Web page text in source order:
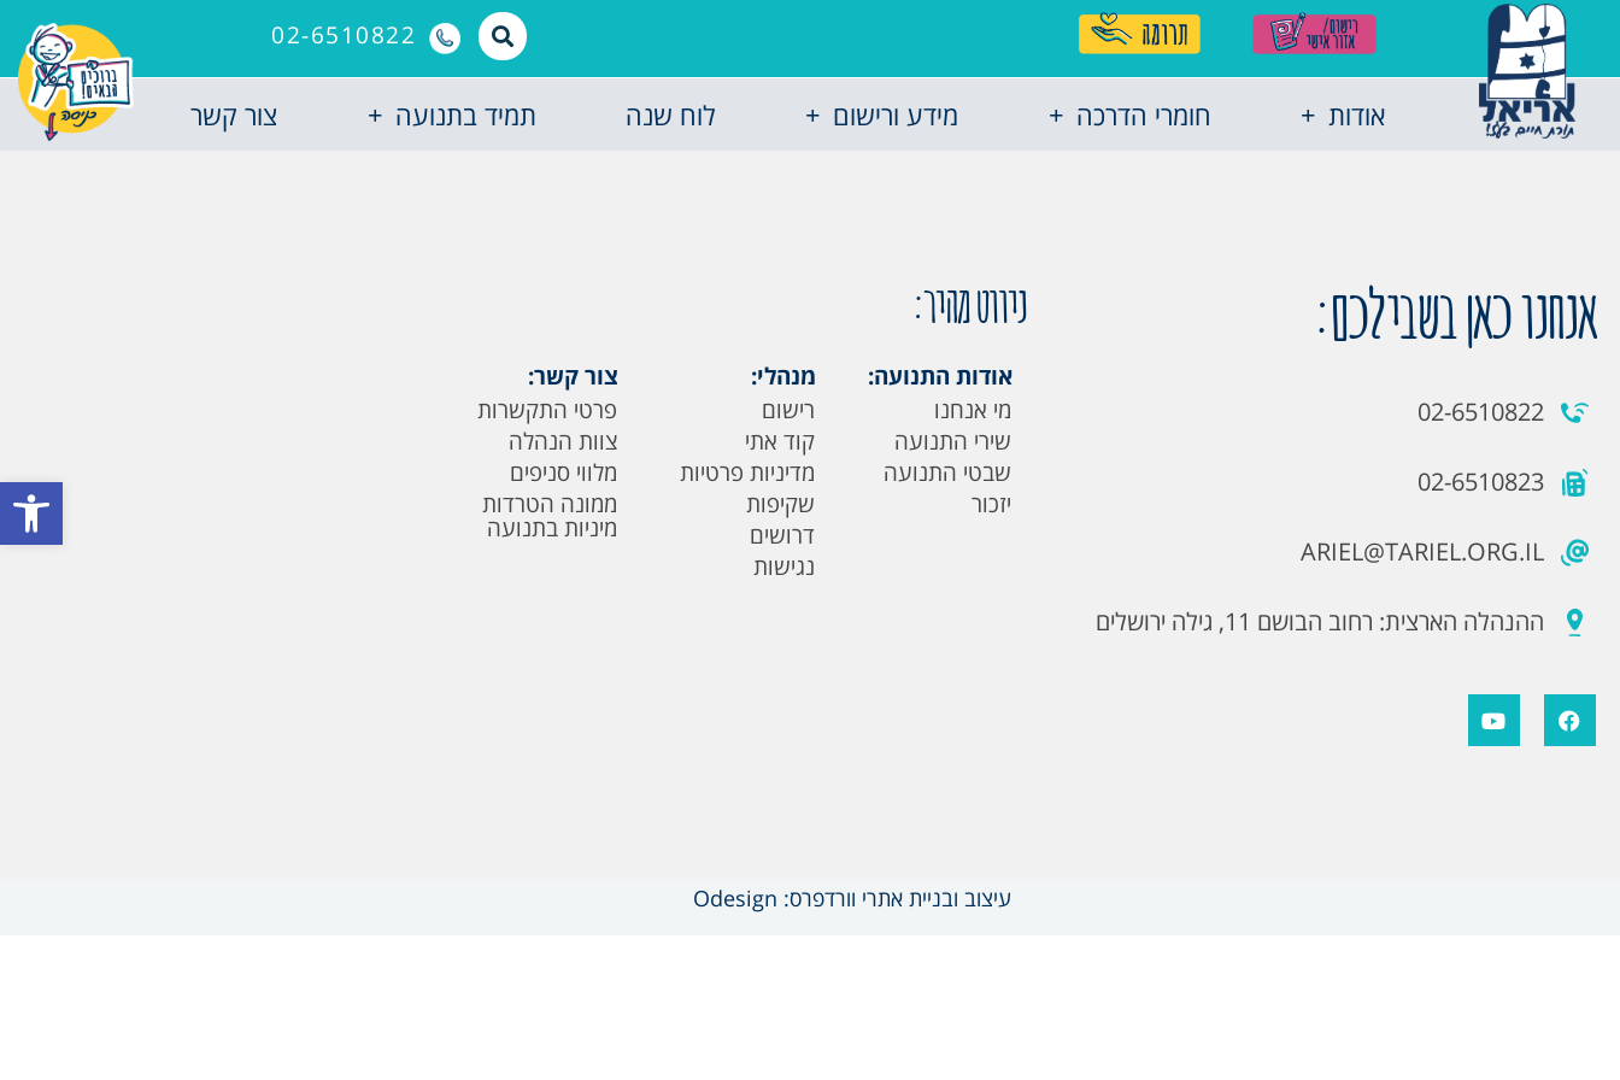
פתח
02-6510822
אודות חומרי הדרכה מידע ורישום לוח שנה תמיד בתנועה צור קשר
אנחנו כאן בשבילכם:
02-6510822
02-6510823
ARIEL@TARIEL.ORG.IL
ההנהלה הארצית: רחוב הבושם 11, גילה ירושלים
ניווט מהיר:
אודות התנועה:
מי אנחנו
שירי התנועה
שבטי התנועה
יזכור
מנהלי:
רישום
קוד אתי
מדיניות פרטיות
שקיפות
דרושים
נגישות
צור קשר:
פרטי התקשרות
צוות הנהלה
מלווי סניפים
ממונה הטרדות
מיניות בתנועה
עיצוב ובניית אתרי וורדפרס: Odesign